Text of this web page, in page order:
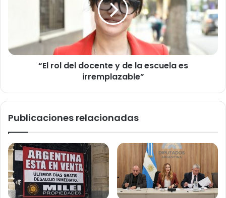
escuela
es
irremplazable”“El rol del docente y de la escuela es
irremplazable”
Publicaciones relacionadas